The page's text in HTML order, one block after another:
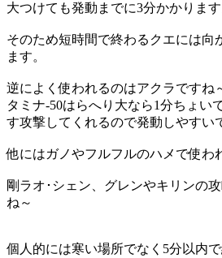
大つけても発動までに3分かかります
そのため短時間で終わるクエには向
ます。
逆によく使われるのはアクラですね
タミナ-50はらへり大なら1分ちょい
す攻撃してくれるので発動しやすい
他にはガノやフルフルのハメで使わ
剛ラオ･シェン、グレンやキリンの
ね～
個人的には寒い場所でなく5分以内